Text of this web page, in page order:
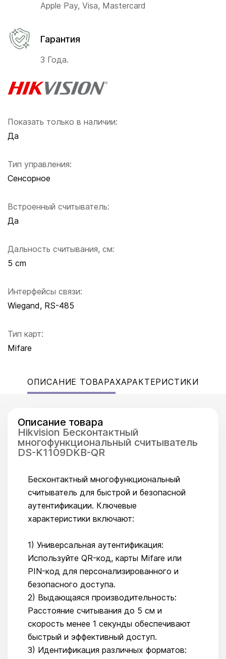
Показать только в наличии:
Да
Тип управления:
Сенсорное
Встроенный считыватель:
Да
Дальность считывания, см:
5 cm
Интерфейсы связи:
Wiegand, RS-485
Тип карт:
Mifare
Apple Pay, Visa, Mastercard
Гарантия
3 Года.
ОПИСАНИЕ ТОВАРАХАРАКТЕРИСТИКИ
Описание товара
Hikvision Бесконтактный
многофункциональный считыватель
DS-K1109DKB-QR
Бесконтактный многофункциональный
считыватель для быстрой и безопасной
аутентификации. Ключевые
характеристики включают:
1) Универсальная аутентификация:
Используйте QR-код, карты Mifare или
PIN-код для персонализированного и
безопасного доступа.
2) Выдающаяся производительность:
Расстояние считывания до 5 см и
скорость менее 1 секунды обеспечивают
быстрый и эффективный доступ.
3) Идентификация различных форматов: